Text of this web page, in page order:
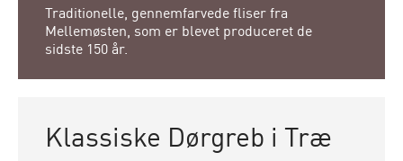
Traditionelle, gennemfarvede fliser fra
Mellemøsten, som er blevet produceret de
sidste 150 år.
Klassiske Dørgreb i Træ